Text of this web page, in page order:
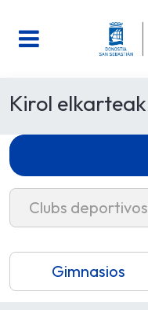
Kirol elkarteak
Clubs deportivos
Gimnasios